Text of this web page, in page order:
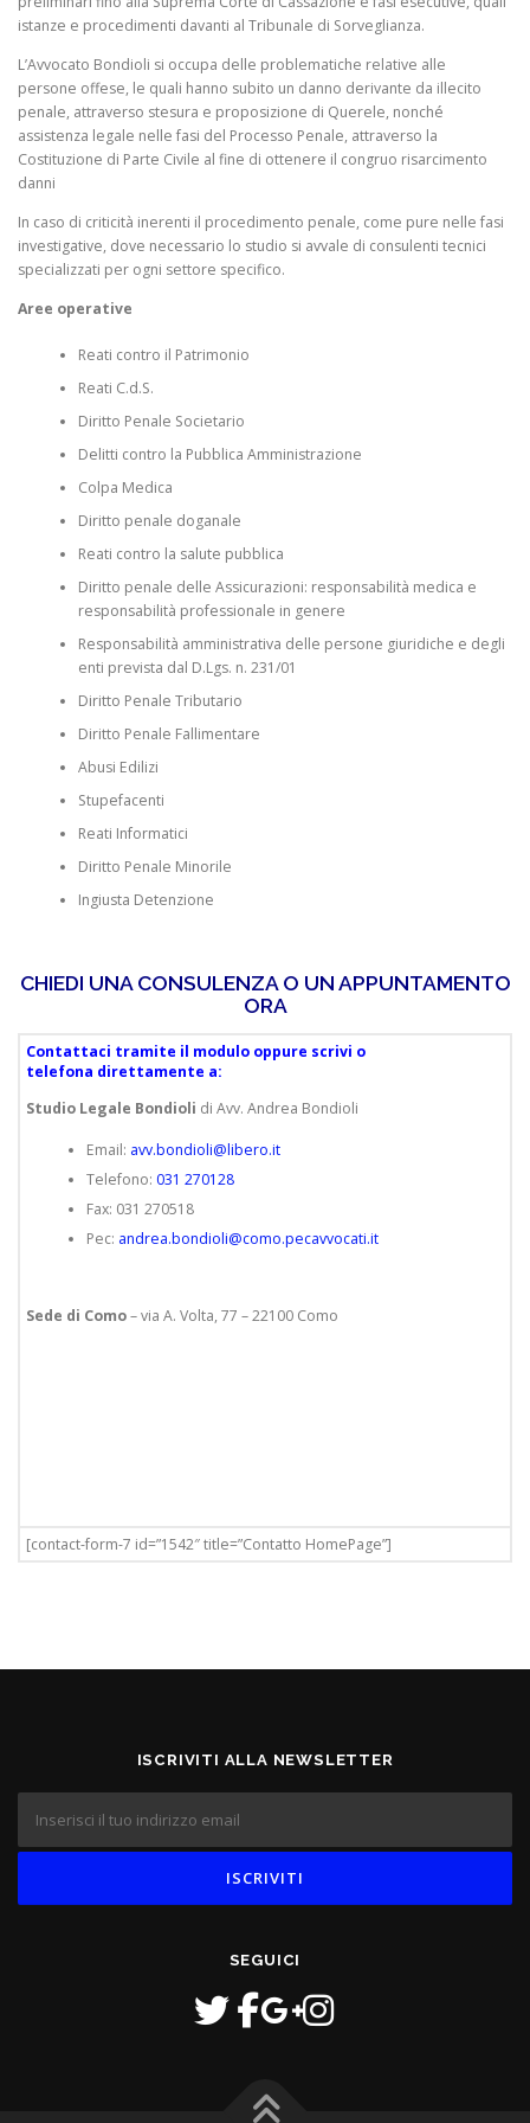
istanze e procedimenti davanti al Tribunale di Sorveglianza.
L’Avvocato Bondioli si occupa delle problematiche relative alle
persone offese, le quali hanno subito un danno derivante da illecito
penale, attraverso stesura e proposizione di Querele, nonché
assistenza legale nelle fasi del Processo Penale, attraverso la
Costituzione di Parte Civile al fine di ottenere il congruo risarcimento
danni
In caso di criticità inerenti il procedimento penale, come pure nelle fasi
investigative, dove necessario lo studio si avvale di consulenti tecnici
specializzati per ogni settore specifico.
Aree operative
Reati contro il Patrimonio
Reati C.d.S.
Diritto Penale Societario
Delitti contro la Pubblica Amministrazione
Colpa Medica
Diritto penale doganale
Reati contro la salute pubblica
Diritto penale delle Assicurazioni: responsabilità medica e
responsabilità professionale in genere
Responsabilità amministrativa delle persone giuridiche e degli
enti prevista dal D.Lgs. n. 231/01
Diritto Penale Tributario
Diritto Penale Fallimentare
Abusi Edilizi
Stupefacenti
Reati Informatici
Diritto Penale Minorile
Ingiusta Detenzione
CHIEDI UNA CONSULENZA O UN APPUNTAMENTO
ORA
Contattaci tramite il modulo oppure scrivi o
telefona direttamente a:
Studio Legale Bondioli di Avv. Andrea Bondioli
Email: avv.bondioli@libero.it
Telefono: 031 270128
Fax: 031 270518
Pec: andrea.bondioli@como.pecavvocati.it
Sede di Como– via A. Volta, 77 – 22100 Como
[contact-form-7 id=”1542″ title=”Contatto HomePage”]
ISCRIVITI ALLA NEWSLETTER
SEGUICI